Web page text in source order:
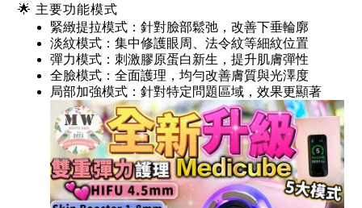
🌟 主要功能模式
緊緻提拉模式：針對臉部鬆弛，改善下垂輪廓
淡紋模式：集中修護眼周、法令紋等細紋位置
彈力模式：刺激膠原蛋白新生，提升肌膚彈性
全臉模式：全面護理，均勻改善膚質與光澤度
局部加強模式：針對特定問題區域，效果更顯著